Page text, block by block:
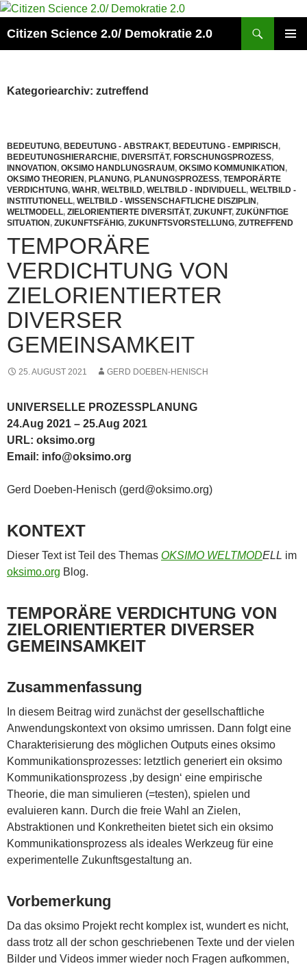
Zum
springen
Citizen Science 2.0/ Demokratie 2.0
Kategoriearchiv: zutreffend
BEDEUTUNG, BEDEUTUNG - ABSTRAKT, BEDEUTUNG - EMPIRISCH,
BEDEUTUNGSHIERARCHIE, DIVERSITÄT, FORSCHUNGSPROZESS,
INNOVATION, OKSIMO HANDLUNGSRAUM, OKSIMO KOMMUNIKATION,
OKSIMO THEORIEN, PLANUNG, PLANUNGSPROZESS, TEMPORÄRTE
VERDICHTUNG, WAHR, WELTBILD, WELTBILD - INDIVIDUELL, WELTBILD -
INSTITUTIONELL, WELTBILD - WISSENSCHAFTLICHE DISZIPLIN,
WELTMODELL, ZIELORIENTIERTE DIVERSITÄT, ZUKUNFT, ZUKÜNFTIGE
SITUATION, ZUKUNFTSFÄHIG, ZUKUNFTSVORSTELLUNG, ZUTREFFEND
TEMPORÄRE
VERDICHTUNG VON
ZIELORIENTIERTER
DIVERSER
GEMEINSAMKEIT
25. AUGUST 2021 GERD DOEBEN-HENISCH
UNIVERSELLE PROZESSPLANUNG
24.Aug 2021 – 25.Aug 2021
URL: oksimo.org
Email: info@oksimo.org
Gerd Doeben-Henisch (gerd@oksimo.org)
KONTEXT
Dieser Text ist Teil des Themas OKSIMO WELTMODELL im
oksimo.org Blog.
TEMPORÄRE VERDICHTUNG VON
ZIELORIENTIERTER DIVERSER
GEMEINSAMKEIT
Zusammenfassung
In diesem Beitrag wird zunächst der gesellschaftliche
Anwendungskontext von oksimo umrissen. Dann folgt eine
Charakterisierung des möglichen Outputs eines oksimo
Kommunikationsprozesses: letztlich generiert ein oksimo
Kommunikationsprozess ‚by design‘ eine empirische
Theorie, die man simulieren (=testen), spielen und
evaluieren kann. Durch die freie Wahl an Zielen,
Abstraktionen und Konkretheiten bietet sich ein oksimo
Kommunikationsprozess als ideales Werkzeug für eine
experimentelle Zukunftsgestaltung an.
Vorbemerkung
Da das oksimo Projekt recht komplex ist, wundert es nicht,
dass trotz all der schon geschriebenen Texte und der vielen
Bilder und Videos immer wieder noch Fragen aufkommen,